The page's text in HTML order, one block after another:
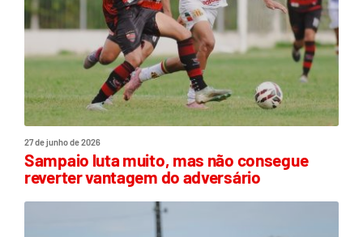
27 de junho de 2026
Sampaio luta muito, mas não consegue
reverter vantagem do adversário